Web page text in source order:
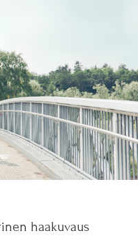
haakuvaus